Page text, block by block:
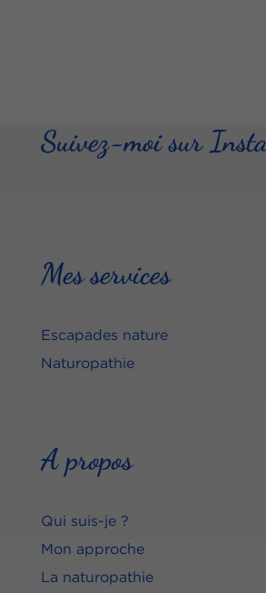
Suivez-moi sur
Mes services
Escapades nature
Naturopathie
A propos
Qui suis-je ?
Mon approche
La naturopathie